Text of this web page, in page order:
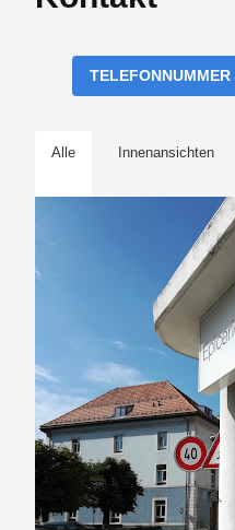
TELEFONNUMMER
Alle Innenansichten